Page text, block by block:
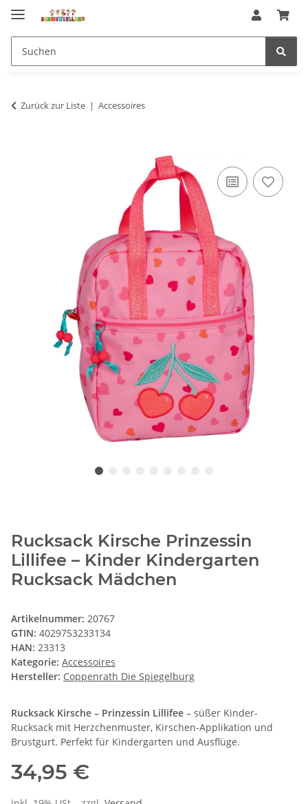
Zurück zur Liste Accessoires
Rucksack Kirsche Prinzessin
Lillifee – Kinder Kindergarten
Rucksack Mädchen
Artikelnummer: 20767
GTIN: 4029753233134
HAN: 23313
Kategorie: Accessoires
Hersteller: Coppenrath Die Spiegelburg
Rucksack Kirsche – Prinzessin Lillifee – süßer Kinder-
Rucksack mit Herzchenmuster, Kirschen-Applikation und
Brustgurt. Perfekt für Kindergarten und Ausflüge.
34,95 €